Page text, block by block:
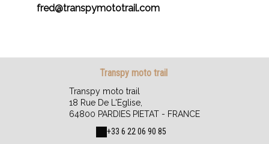
fred@transpymototrail.com
Transpy moto trail
Transpy moto trail
18 Rue De L'Eglise,
64800 PARDIES PIETAT - FRANCE
+33 6 22 06 90 85